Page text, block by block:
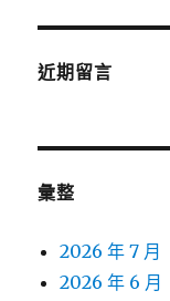
近期留言
彙整
2026 年 7 月
2026 年 6 月